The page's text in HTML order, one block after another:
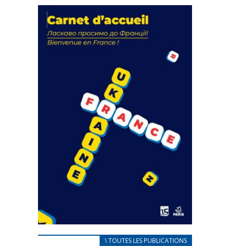
actions
18 septembre 2023
FEUILLETER
CARNET D’ACCUEIL\ TOUTES LES PUBLICATIONS